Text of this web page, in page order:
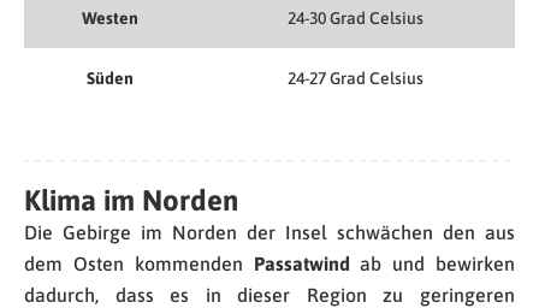
Westen 24-30 Grad Celsius
Süden 24-27 Grad Celsius
Klima im Norden
Die Gebirge im Norden der Insel schwächen den aus
dem Osten kommenden Passatwind
ab und bewirken
dadurch, dass es in dieser Region zu geringeren